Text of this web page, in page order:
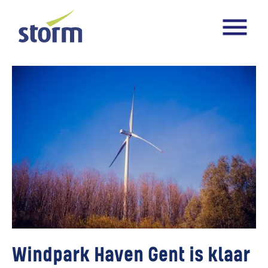
Windpark Haven Gent is klaar